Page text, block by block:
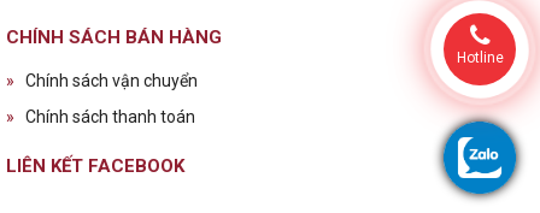
CHÍNH SÁCH BÁN HÀNG
»
Chính sách vận chuyển
»
Chính sách thanh toán
LIÊN KẾT FACEBOOK
Hotline